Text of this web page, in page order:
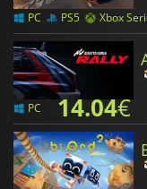
PC PS5 Xbox
PC 14.04€